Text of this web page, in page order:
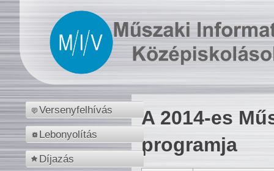
Versenyfelhívás
Lebonyolítás
Díjazás
A 2014-es
programja